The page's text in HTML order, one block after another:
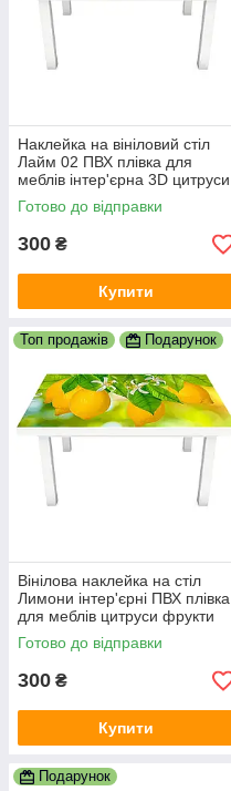
Наклейка на вініловий стіл
Лайм 02 ПВХ плівка для
меблів інтер'єрна 3D цитруси
лід м'ята зелений 600х1200
мм
Готово до відправки
300 ₴
Купити
Топ продажів Подарунок
Вінілова наклейка на стіл
Лимони інтер'єрні ПВХ плівка
для меблів цитруси фрукти
Жовтий 600х1200 мм
Готово до відправки
300 ₴
Купити
Подарунок